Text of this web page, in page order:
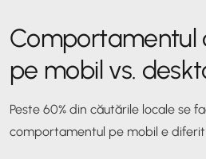
Comportamentul
pe mobil vs.
Peste 60% din căutările locale se
comportamentul pe mobil e